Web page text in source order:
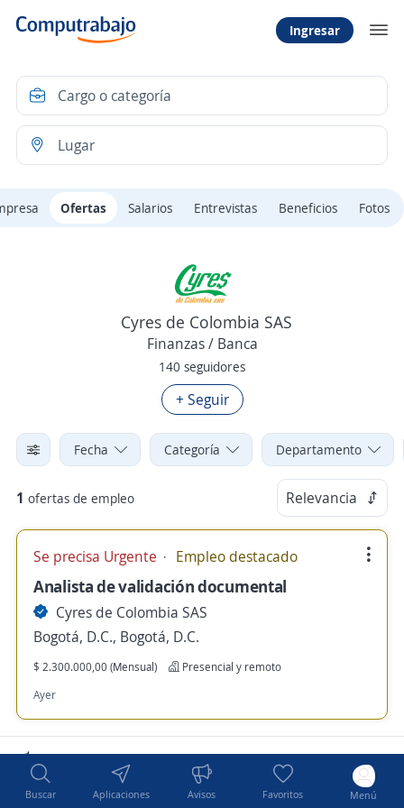
Ingresar
Buscar Aplicaciones Avisos Favoritos Menú
Ofertas Salarios Entrevistas Beneficios Fotos
Cyres de Colombia SAS
Finanzas / Banca
140 seguidores
+ Seguir
Fecha Categoría Departamento
1 ofertas de empleo Relevancia
Se precisa Urgente Empleo destacado
Analista de validación documental
Cyres de Colombia SAS
Bogotá, D.C., Bogotá, D.C.
$ 2.300.000,00 (Mensual)
Presencial y remoto
Ayer
Nuevas ofertas de empleo Avísame